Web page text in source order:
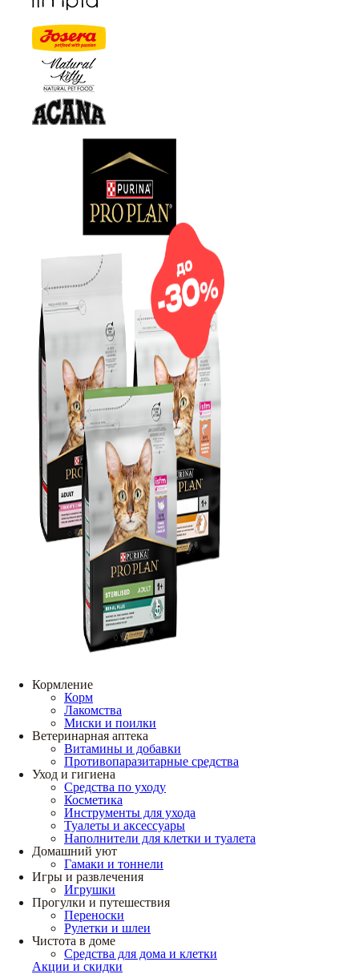
Кормление
Корм
Лакомства
Миски и поилки
Ветеринарная аптека
Витамины и добавки
Противопаразитарные средства
Уход и гигиена
Средства по уходу
Косметика
Инструменты для ухода
Туалеты и аксессуары
Наполнители для клетки и туалета
Домашний уют
Гамаки и тоннели
Игры и развлечения
Игрушки
Прогулки и путешествия
Переноски
Рулетки и шлеи
Чистота в доме
Средства для дома и клетки
Акции и скидки